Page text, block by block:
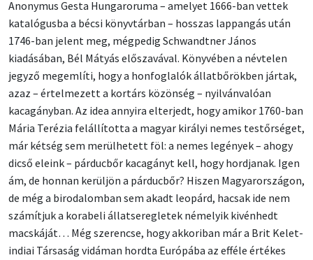
Anonymus Gesta Hungaroruma – amelyet 1666-ban vettek
katalógusba a bécsi könyvtárban – hosszas lappangás után
1746-ban jelent meg, mégpedig Schwandtner János
kiadásában, Bél Mátyás előszavával. Könyvében a névtelen
jegyző megemlíti, hogy a honfoglalók állatbőrökben jártak,
azaz – értelmezett a kortárs közönség – nyilvánvalóan
kacagányban. Az idea annyira elterjedt, hogy amikor 1760-ban
Mária Terézia felállította a magyar királyi nemes testőrséget,
már kétség sem merülhetett föl: a nemes legények – ahogy
dicső eleink – párducbőr kacagányt kell, hogy hordjanak. Igen
ám, de honnan kerüljön a párducbőr? Hiszen Magyarországon,
de még a birodalomban sem akadt leopárd, hacsak ide nem
számítjuk a korabeli állatseregletek némelyik kivénhedt
macskáját… Még szerencse, hogy akkoriban már a Brit Kelet-
indiai Társaság vidáman hordta Európába az efféle értékes